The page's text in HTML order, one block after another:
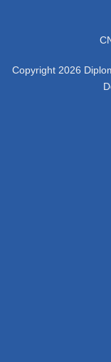
Copyright 2026